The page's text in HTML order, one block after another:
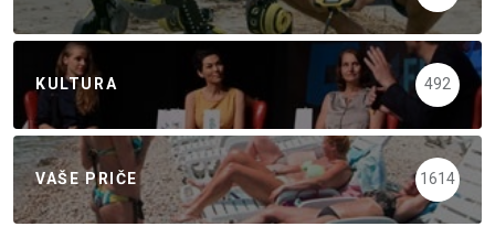
KULTURA 492
VAŠE PRIČE 1614